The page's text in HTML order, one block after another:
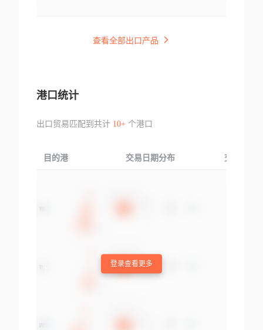
查看全部出口产品
港口统计
出口贸易匹配到共计 10+个港口
目的港 交易日期分布 交易产品
登录查看更多